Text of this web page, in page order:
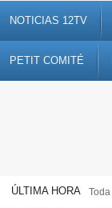
NOTICIAS 12TV
PETIT COMITÉ
ÚLTIMA HORA